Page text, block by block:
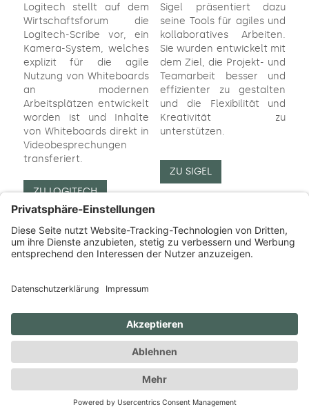
Logitech stellt auf dem
Wirtschaftsforum die
Logitech-Scribe vor, ein
Kamera-System, welches
explizit für die agile
Nutzung von Whiteboards
an modernen
Arbeitsplätzen entwickelt
worden ist und Inhalte
von Whiteboards direkt in
Videobesprechungen
transferiert.
ZU LOGITECH
Sigel präsentiert dazu
seine Tools für agiles und
kollaboratives Arbeiten.
Sie wurden entwickelt mit
dem Ziel, die Projekt- und
Teamarbeit besser und
effizienter zu gestalten
und die Flexibilität und
Kreativität zu
unterstützen.
ZU SIGEL